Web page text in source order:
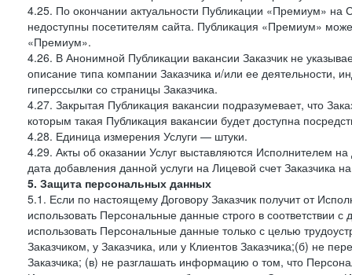
4.25. По окончании актуальности Публикации «Премиум»
недоступны посетителям сайта. Публикация «Премиум»
«Премиум».
4.26. В Анонимной Публикации вакансии Заказчик не
описание типа компании Заказчика и/или ее деятельности,
гиперссылки со страницы Заказчика.
4.27. Закрытая Публикация вакансии подразумевает, что
которым такая Публикация вакансии будет доступна
4.28. Единица измерения Услуги — штуки.
4.29. Акты об оказании Услуг выставляются Исполнителем
дата добавления данной услуги на Лицевой счет Заказчика
5. Защита персональных данных
5.1. Если по настоящему Договору Заказчик получит от
использовать Персональные данные строго в соответствии
использовать Персональные данные только с целью
Заказчиком, у Заказчика, или у Клиентов Заказчика;(б) не
Заказчика; (в) не разглашать информацию о том, что